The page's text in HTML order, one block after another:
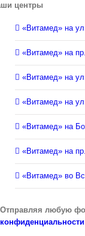
центры
«Витамед» на
«Витамед» на
«Витамед» на
«Витамед» на
«Витамед» на
«Витамед» на
«Витамед» во
Отправляя любую
конфиденциальности